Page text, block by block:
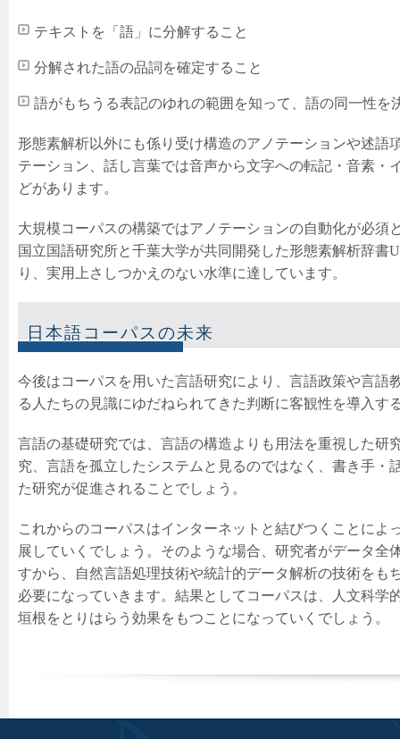
テキストを「語」に分解すること
分解された語の品詞を確定すること
語がもちうる表記のゆれの範囲を知って、語の同一性を
形態素解析以外にも係り受け構造のアノテーションや述語
テーション、話し言葉では音声から文字への転記・音素・
どがあります。
大規模コーパスの構築ではアノテーションの自動化が必須
国立国語研究所と千葉大学が共同開発した形態素解析辞書
り、実用上さしつかえのない水準に達しています。
日本語コーパスの未来
今後はコーパスを用いた言語研究により、言語政策や言語
る人たちの見識にゆだねられてきた判断に客観性を導入す
言語の基礎研究では、言語の構造よりも用法を重視した研
究、言語を孤立したシステムと見るのではなく、書き手・
た研究が促進されることでしょう。
これからのコーパスはインターネットと結びつくことによ
展していくでしょう。そのような場合、研究者がデータ全
すから、自然言語処理技術や統計的データ解析の技術をも
必要になっていきます。結果としてコーパスは、人文科学
垣根をとりはらう効果をもつことになっていくでしょう。